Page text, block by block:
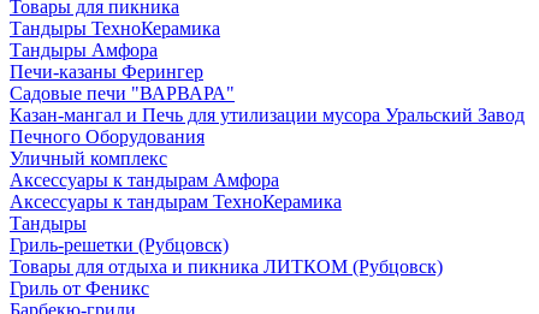
Товары для пикника
Тандыры ТехноКерамика
Тандыры Амфора
Печи-казаны Ферингер
Садовые печи "ВАРВАРА"
Казан-мангал и Печь для утилизации мусора Уральский Завод
Печного Оборудования
Уличный комплекс
Аксессуары к тандырам Амфора
Аксессуары к тандырам ТехноКерамика
Тандыры
Гриль-решетки (Рубцовск)
Товары для отдыха и пикника ЛИТКОМ (Рубцовск)
Гриль от Феникс
Барбекю-грили